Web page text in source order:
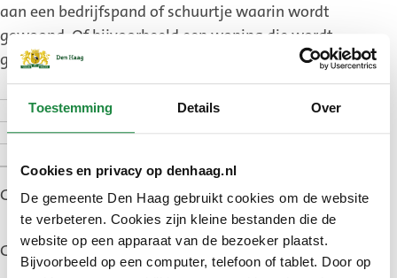
Toestemming Details Over
Cookies en privacy op denhaag.nl
De gemeente Den Haag gebruikt cookies om de website
te verbeteren. Cookies zijn kleine bestanden die de
website op een apparaat van de bezoeker plaatst.
Bijvoorbeeld op een computer, telefoon of tablet. Door op
aan een bedrijfspand of schuurtje waarin wordt
gewoond. Of bijvoorbeeld een woning die wordt
gebruikt als winkel of bedrijf.
Nodig bij de melding
Gepubliceerd: 1 juli 2024
Gewijzigd: 5 juni 2026